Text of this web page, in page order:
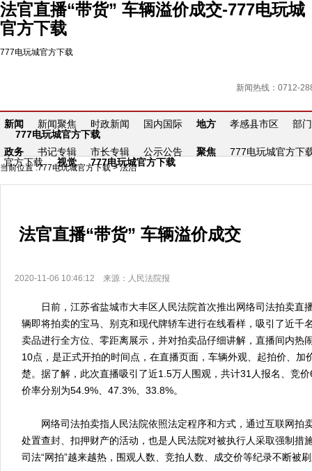
法官直播“带货” 车辆溢价成交-777电玩城
官方下载
777电玩城官方下载
新闻热线：0712-
新闻 新闻聚焦 时政新闻 国内国际 地方 孝感县市区
部门
777电玩城官方下载
政务
书记专辑 市长专辑 公示公告 聚焦
777电玩城官方下
官方下载
视觉 777电玩城官方下载
当前位置 :777电玩城官方下载>法治
法官直播“带货” 车辆溢价成交
2020-11-06 10:46:12 来源：人民法院报
日前，江苏省盐城市大丰区人民法院首次推出网络司法拍卖直播
辆即将拍卖的宝马、别克和现代牌轿车进行在线看样，吸引了近千
卖品进行全方位、零距离展示，并对拍卖品仔细讲解，直播间内热
10点，是正式开拍的时间点，在直播页面，车辆外观、起拍价、加
楚。据了解，此次直播吸引了近1.5万人围观，共计31人报名、竞
价率分别为54.9%、47.3%、33.8%。
网络司法拍卖指人民法院依照法定程序和方式，通过互联网拍
处置查封、扣押财产的活动，也是人民法院对被执行人采取强制措
司法“网拍”越来越热，围观人数、竞拍人数、成交价等纪录不断被